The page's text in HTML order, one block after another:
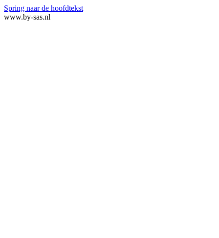
Spring naar de hoofdtekst
www.by-sas.nl